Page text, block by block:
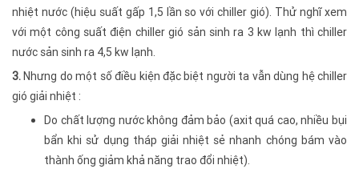
nhiệt nước (hiệu suất gấp 1,5 lần so với chiller gió). Thử nghĩ xem
với một công suất điện chiller gió sản sinh ra 3 kw lạnh thì chiller
nước sản sinh ra 4,5 kw lạnh.
3.Nhưng do một số điều kiện đặc biệt người ta vẫn dùng hệ chiller
gió giải nhiệt :
Do chất lượng nước không đảm bảo (axit quá cao, nhiều bụi
bẩn khi sử dụng tháp giải nhiệt sẻ nhanh chóng bám vào
thành ống giảm khả năng trao đổi nhiệt).